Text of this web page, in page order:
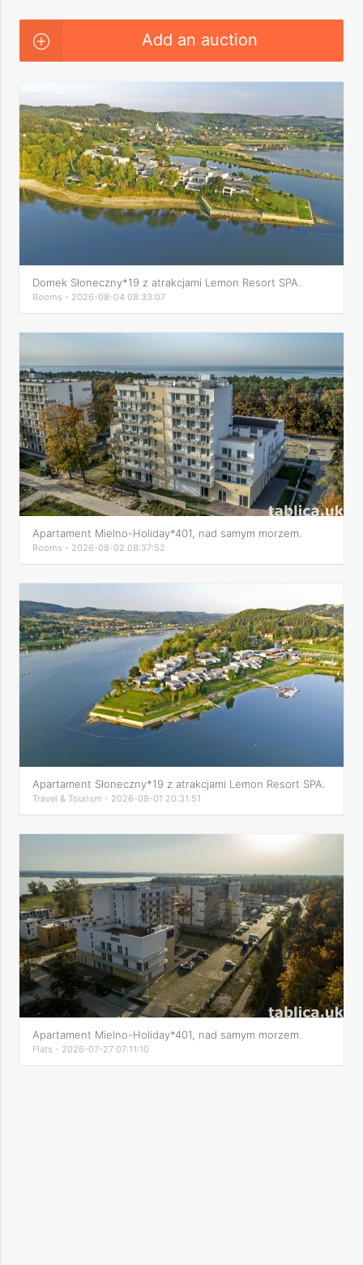
Add an auction
Domek Słoneczny*19 z atrakcjami Lemon Resort SPA.
Rooms - 2026-08-04 08:33:07
Apartament Mielno-Holiday*401, nad samym morzem.
Rooms - 2026-08-02 08:37:52
Apartament Słoneczny*19 z atrakcjami Lemon Resort SPA.
Travel & Tourism - 2026-08-01 20:31:51
Apartament Mielno-Holiday*401, nad samym morzem.
Flats - 2026-07-27 07:11:10